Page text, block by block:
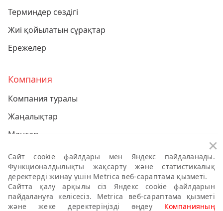
Терминдер сөздігі
Жиі қойылатын сұрақтар
Ережелер
Компания
Компания туралы
Жаңалықтар
Мансап
Байланыс
Компанияның жеке деректерге қатысты саясаты
Сыбайлас жемқорлыққа қарсы саясат
Сайт cookie файлдары мен Яндекс пайдаланады.
Функционалдылықты жақсарту және статистикалық
деректерді жинау үшін Metrica веб-сараптама қызметі.
Сайтта қалу арқылы сіз Яндекс cookie файлдарын
пайдалануға келісесіз. Metrica веб-сараптама қызметі
және жеке деректеріңізді өңдеу Компанияның